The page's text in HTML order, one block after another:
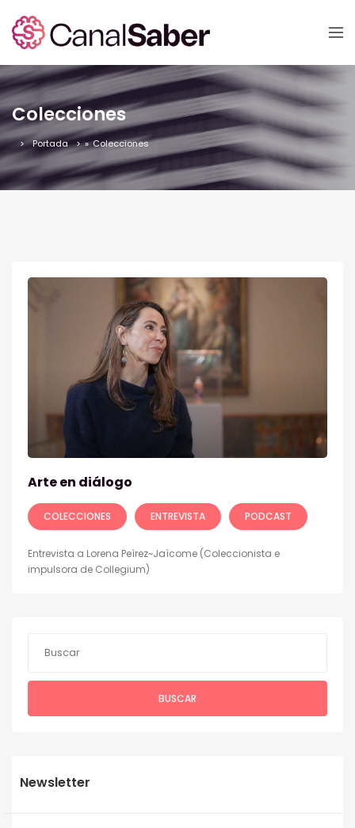
Colecciones
Portada » Colecciones
Arte en diálogo
COLECCIONES ENTREVISTA PODCAST
Entrevista a Lorena Peìrez~Jaìcome (Coleccionista e
impulsora de Collegium)
BUSCAR
Newsletter